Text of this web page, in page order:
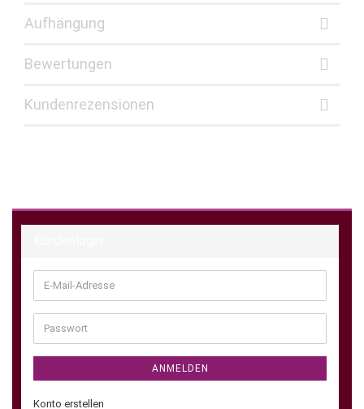
Aufhängung
Bewertungen
Kundenrezensionen
E-
Mail-
Adresse
Passwort
ANMELDEN
Konto erstellen